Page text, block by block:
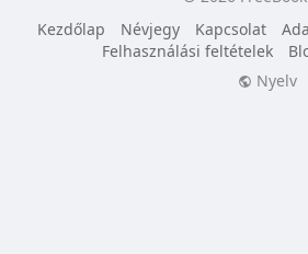
Kezdőlap
Névjegy Kapcsolat
Felhasználási feltételek
Nyelv